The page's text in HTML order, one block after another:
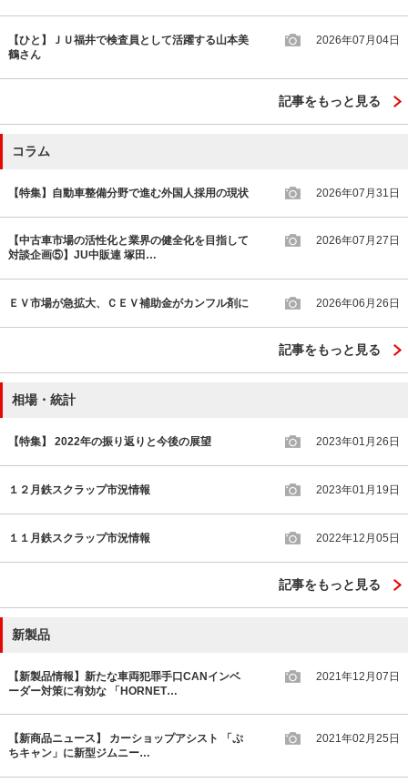
【ひと】ＪＵ福井で検査員として活躍する山本美
鶴さん
2026年07月04日
記事をもっと見る
コラム
【特集】自動車整備分野で進む外国人採用の現状 2026年07月31日
【中古車市場の活性化と業界の健全化を目指して
対談企画⑤】JU中販連 塚田…
2026年07月27日
ＥＶ市場が急拡大、ＣＥＶ補助金がカンフル剤に 2026年06月26日
記事をもっと見る
相場・統計
【特集】 2022年の振り返りと今後の展望 2023年01月26日
１２月鉄スクラップ市況情報 2023年01月19日
１１月鉄スクラップ市況情報 2022年12月05日
記事をもっと見る
新製品
【新製品情報】新たな車両犯罪手口CANインベ
ーダー対策に有効な 「HORNET…
2021年12月07日
【新商品ニュース】 カーショップアシスト 「ぷ
ちキャン」に新型ジムニー…
2021年02月25日